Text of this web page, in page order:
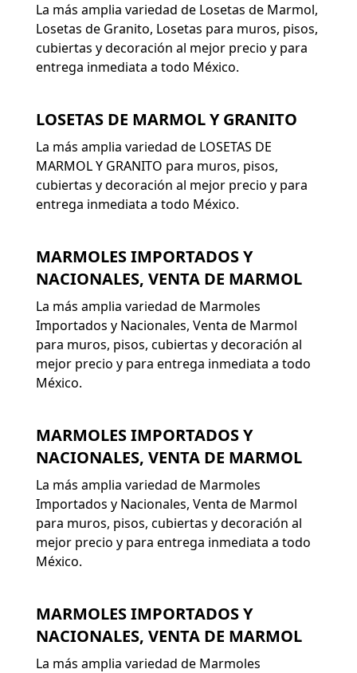
La más amplia variedad de Losetas de Marmol,
Losetas de Granito, Losetas para muros, pisos,
cubiertas y decoración al mejor precio y para
entrega inmediata a todo México.
LOSETAS DE MARMOL Y GRANITO
La más amplia variedad de LOSETAS DE
MARMOL Y GRANITO para muros, pisos,
cubiertas y decoración al mejor precio y para
entrega inmediata a todo México.
MARMOLES IMPORTADOS Y
NACIONALES, VENTA DE MARMOL
La más amplia variedad de Marmoles
Importados y Nacionales, Venta de Marmol
para muros, pisos, cubiertas y decoración al
mejor precio y para entrega inmediata a todo
México.
MARMOLES IMPORTADOS Y
NACIONALES, VENTA DE MARMOL
La más amplia variedad de Marmoles
Importados y Nacionales, Venta de Marmol
para muros, pisos, cubiertas y decoración al
mejor precio y para entrega inmediata a todo
México.
MARMOLES IMPORTADOS Y
NACIONALES, VENTA DE MARMOL
La más amplia variedad de Marmoles